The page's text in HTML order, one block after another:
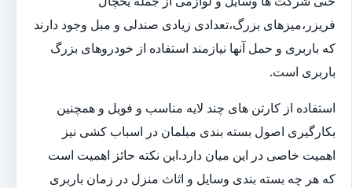
فریزر،میزهای بزرگ،تعدادی زیادی صندلی و مبل وجود دارند
که باربری و حمل آنها نیازمند استفاده از خودروهای بزرگ
باربری است.
استفاده از کارتن های چند لایه مناسب و فویل و همچنین
بکارگیری اصول بسته بندی مبلمان در اسباب کشی نیز
اهمیت خاصی در این میان دارد.این نکته حائز اهمیت است
که هر چه بسته بندی وسایل و اثاث منزل در زمان باربری